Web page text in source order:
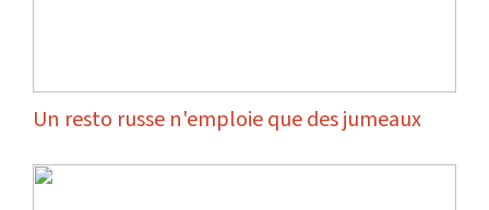
Un resto russe n'emploie que des jumeaux